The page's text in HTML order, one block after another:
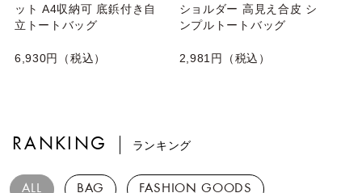
ット A4収納可 底鋲付き自
立トートバッグ
6,930円（税込）
ショルダー 高見え合皮 シ
ンプルトートバッグ
2,981円（税込）
RANKING ランキング
ALL BAG FASHION GOODS